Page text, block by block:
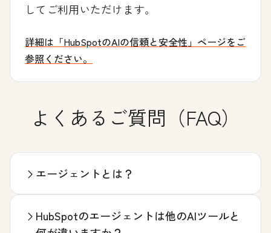
してご利用いただけます。
詳細は「HubSpotのAIの信頼と安全性」ページをご
参照ください。
よくあるご質問（FAQ）
エージェントとは？
HubSpotのエージェントは他のAIツールと